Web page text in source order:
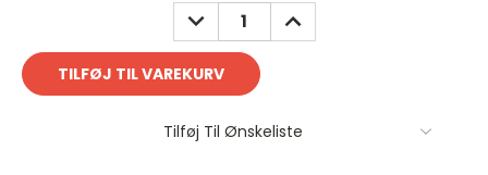
REDUCER
ANTAL:
FORØG
ANTAL:
Tilføj Til Ønskeliste